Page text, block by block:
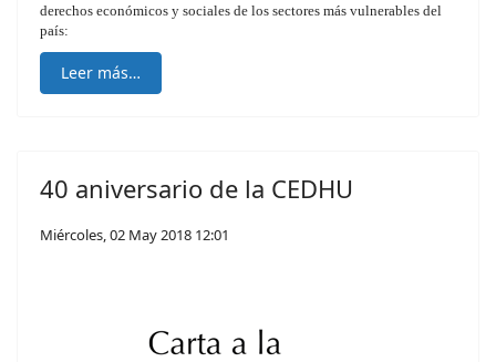
derechos económicos y sociales de los sectores más vulnerables del
país:
Leer más…
40 aniversario de la CEDHU
Miércoles, 02 May 2018 12:01